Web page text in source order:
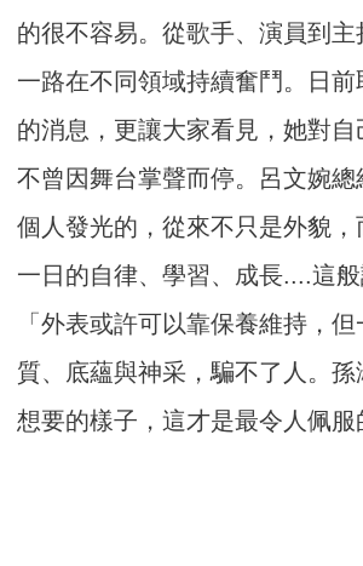
的很不容易。從歌手、演員到主
一路在不同領域持續奮鬥。日前
的消息，更讓大家看見，她對自
不曾因舞台掌聲而停。呂文婉總
個人發光的，從來不只是外貌，
一日的自律、學習、成長....這般
「外表或許可以靠保養維持，
質、底蘊與神采，騙不了人。孫
想要的樣子，這才是最令人佩服